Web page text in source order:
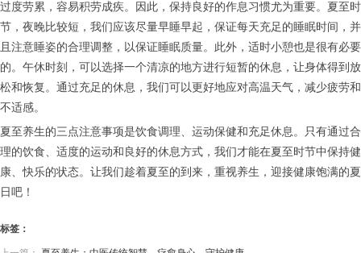
过度劳累，容易积劳成疾。因此，保持良好的作息习惯尤为重要。夏至时
节，夜晚比较短，我们应该尽量早睡早起，保证每天充足的睡眠时间，并
且注意睡姿的合理调整，以保证睡眠质量。此外，适时小憩也是很有必要
的。午休时刻，可以选择一个清凉的地方进行短暂的休息，让身体得到放
松和恢复。通过充足的休息，我们可以更好地应对高温天气，减少疲劳和
不适感。
夏至养生的三点注意事项是饮食调理、运动保健和充足休息。只有通过合
理的饮食、适度的运动和良好的休息方式，我们才能在夏至时节中保持健
康、快乐的状态。让我们趁着夏至的到来，重视养生，迎接健康饱满的夏
日吧！
标签：